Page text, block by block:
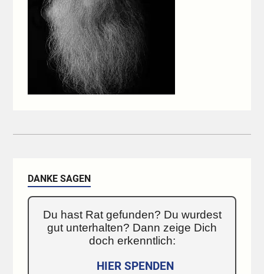
DANKE SAGEN
Du hast Rat gefunden? Du wurdest
gut unterhalten? Dann zeige Dich
doch erkenntlich:
HIER SPENDEN